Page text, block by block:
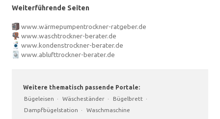
Weiterführende Seiten
www.wärmepumpentrockner-ratgeber.de
www.waschtrockner-berater.de
www.kondenstrockner-berater.de
www.ablufttrockner-berater.de
Weitere thematisch passende Portale:
Bügeleisen · Wäscheständer · Bügelbrett ·
Dampfbügelstation · Waschmaschine